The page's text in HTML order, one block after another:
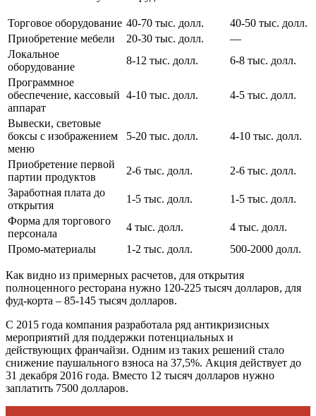
Торговое оборудование 40-70 тыс. долл.
40-50 тыс. долл.
Приобретение мебели
20-30 тыс. долл.
—
Локальное
оборудование
8-12 тыс. долл.
6-8 тыс. долл.
Программное
обеспечение, кассовый
аппарат
4-10 тыс. долл. 4-5 тыс. долл.
Вывески, световые
боксы с изображением
меню
5-20 тыс. долл. 4-10 тыс. долл.
Приобретение первой
партии продуктов
2-6 тыс. долл.
2-6 тыс. долл.
Заработная плата до
открытия
1-5 тыс. долл.
1-5 тыс. долл.
Форма для торгового
персонала
4 тыс. долл.
4 тыс. долл.
Промо-материалы
1-2 тыс. долл. 500-2000 долл.
Как видно из примерных расчетов, для открытия
полноценного ресторана нужно 120-225 тысяч долларов, для
фуд-корта – 85-145 тысяч долларов.
С 2015 года компания разработала ряд антикризисных
мероприятий для поддержки потенциальных и
действующих франчайзи. Одним из таких решений стало
снижение паушального взноса на 37,5%. Акция действует до
31 декабря 2016 года. Вместо 12 тысяч долларов нужно
заплатить 7500 долларов.